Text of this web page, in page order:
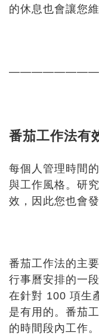
的休息也會讓您維
番茄工作法有
每個人管理時間
與工作風格。研
效，因此您也會
番茄工作法的主
行事曆安排的一
在針對 100 項生
是有用的。番茄
的時間段內工作。